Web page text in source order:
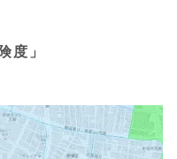
度」